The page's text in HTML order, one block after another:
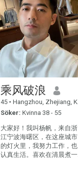
乘风破浪
45 • Hangzhou, Zhejiang, Kina
Söker: Kvinna 38 - 55
大家好！我叫杨帆，来自浙
江宁波海曙区，在这座城市
的灯火里，我努力工作，也
认真生活。喜欢在清晨煮一